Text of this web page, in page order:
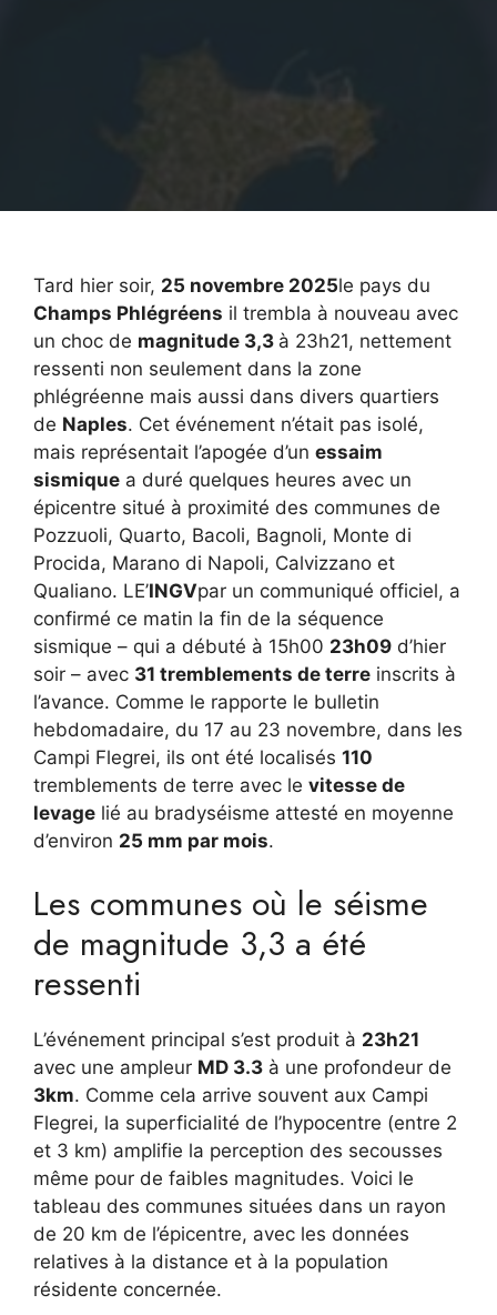
Tard hier soir, 25 novembre 2025le pays du
Champs Phlégréens il trembla à nouveau avec
un choc de magnitude 3,3 à 23h21, nettement
ressenti non seulement dans la zone
phlégréenne mais aussi dans divers quartiers
de Naples. Cet événement n’était pas isolé,
mais représentait l’apogée d’un essaim
sismique a duré quelques heures avec un
épicentre situé à proximité des communes de
Pozzuoli, Quarto, Bacoli, Bagnoli, Monte di
Procida, Marano di Napoli, Calvizzano et
Qualiano. LE’INGVpar un communiqué officiel, a
confirmé ce matin la fin de la séquence
sismique – qui a débuté à 15h00 23h09 d’hier
soir – avec 31 tremblements de terre inscrits à
l’avance. Comme le rapporte le bulletin
hebdomadaire, du 17 au 23 novembre, dans les
Campi Flegrei, ils ont été localisés 110
tremblements de terre avec le vitesse de
levage lié au bradyséisme attesté en moyenne
d’environ 25 mm par mois.
Les communes où le séisme
de magnitude 3,3 a été
ressenti
L’événement principal s’est produit à 23h21
avec une ampleur MD 3.3 à une profondeur de
3km. Comme cela arrive souvent aux Campi
Flegrei, la superficialité de l’hypocentre (entre 2
et 3 km) amplifie la perception des secousses
même pour de faibles magnitudes. Voici le
tableau des communes situées dans un rayon
de 20 km de l’épicentre, avec les données
relatives à la distance et à la population
résidente concernée.